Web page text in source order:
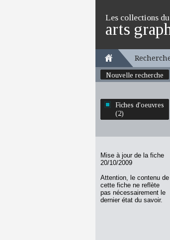
Les collections
arts
Nouvelle recherche
Fiches d'oeuvres
(2)
Mise à jour de la fiche
20/10/2009
Attention, le contenu de
cette fiche ne reflète
pas nécessairement le
dernier état du savoir.